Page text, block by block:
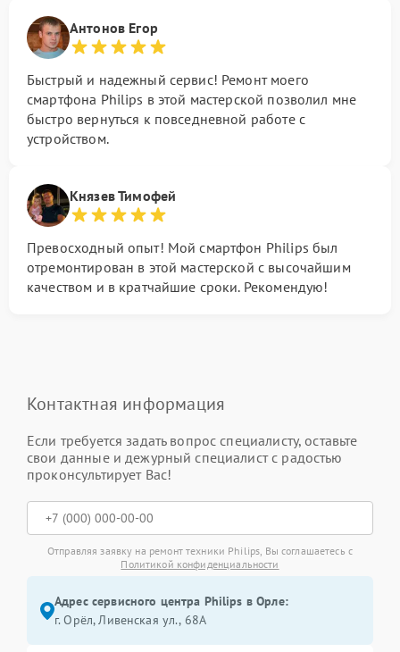
Антонов Егор
Быстрый и надежный сервис! Ремонт моего
смартфона Philips в этой мастерской позволил мне
быстро вернуться к повседневной работе с
устройством.
Князев Тимофей
Превосходный опыт! Мой смартфон Philips был
отремонтирован в этой мастерской с высочайшим
качеством и в кратчайшие сроки. Рекомендую!
Контактная информация
Если требуется задать вопрос специалисту, оставьте
свои данные и дежурный специалист с радостью
проконсультирует Вас!
Отправляя заявку на ремонт техники Philips, Вы соглашаетесь с
Политикой конфиденциальности
Адрес сервисного центра Philips в Орле:
г. Орёл, Ливенская ул., 68А